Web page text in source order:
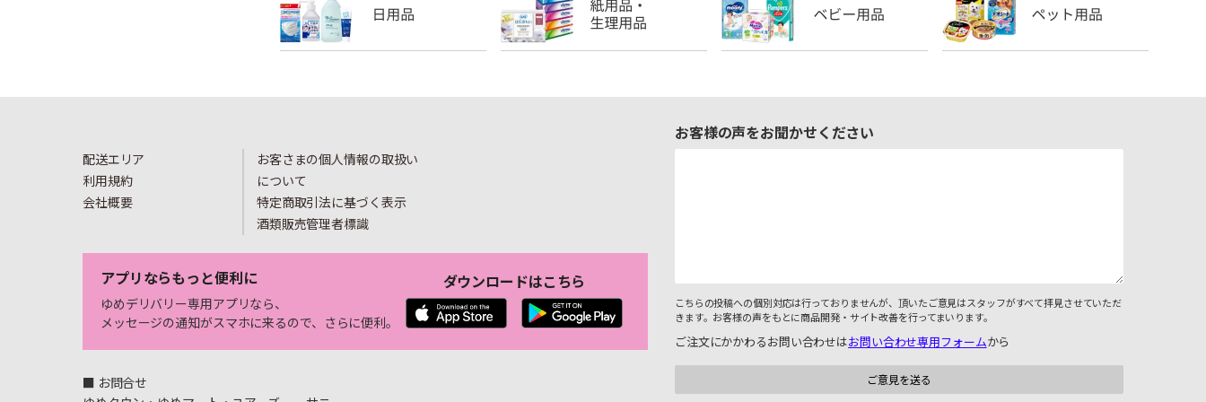
配送エリア
利用規約
会社概要
お客さまの個人情報の取扱い
について
特定商取引法に基づく表示
酒類販売管理者標識
アプリならもっと便利に
ゆめデリバリー専用アプリなら、
メッセージの通知がスマホに来るので、さらに便利。
ダウンロードはこちら
■ お問合せ
お客様の声をお聞かせください
こちらの投稿への個別対応は行っておりませんが、頂いたご意見はスタッフがすべて拝見させていただ
きます。お客様の声をもとに商品開発・サイト改善を行ってまいります。
ご注文にかかわるお問い合わせはお問い合わせ専用フォームから